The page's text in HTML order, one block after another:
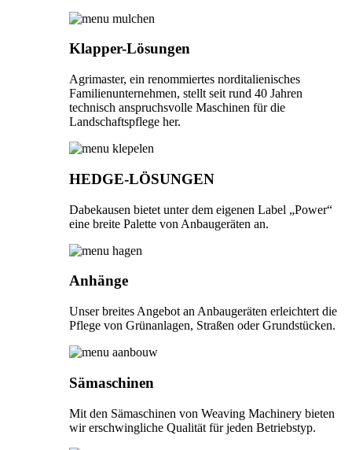
Klapper-Lösungen
Agrimaster, ein renommiertes norditalienisches
Familienunternehmen, stellt seit rund 40 Jahren
technisch anspruchsvolle Maschinen für die
Landschaftspflege her.
HEDGE-LÖSUNGEN
Dabekausen bietet unter dem eigenen Label „Power“
eine breite Palette von Anbaugeräten an.
Anhänge
Unser breites Angebot an Anbaugeräten erleichtert die
Pflege von Grünanlagen, Straßen oder Grundstücken.
Sämaschinen
Mit den Sämaschinen von Weaving Machinery bieten
wir erschwingliche Qualität für jeden Betriebstyp.